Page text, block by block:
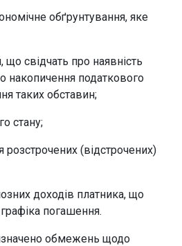
обґрунтування, яке
свідчать про наявність
накопичення податкового
таких обставин;
стану;
(відстрочених)
доходів платника, що
погашення.
обмежень щодо